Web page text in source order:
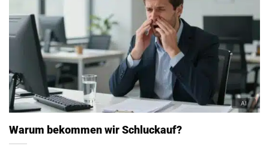
Warum bekommen wir Schluckauf?